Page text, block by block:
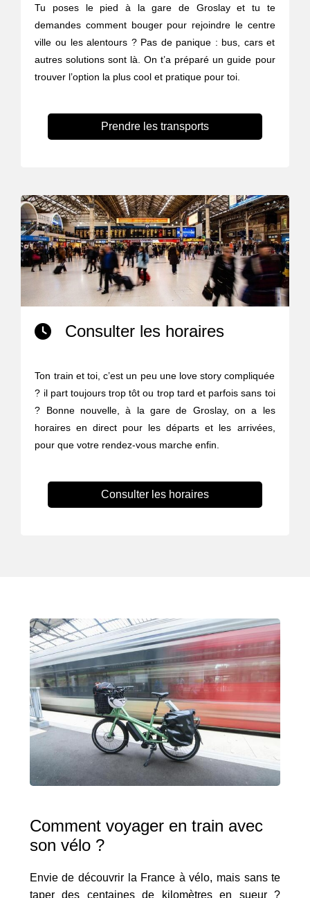
Tu poses le pied à la gare de Groslay et tu te
demandes comment bouger pour rejoindre le centre
ville ou les alentours ? Pas de panique : bus, cars et
autres solutions sont là. On t’a préparé un guide pour
trouver l’option la plus cool et pratique pour toi.
Prendre les transports
Consulter les horaires
Ton train et toi, c’est un peu une love story compliquée
? il part toujours trop tôt ou trop tard et parfois sans toi
? Bonne nouvelle, à la gare de Groslay, on a les
horaires en direct pour les départs et les arrivées,
pour que votre rendez-vous marche enfin.
Consulter les horaires
Comment voyager en train avec
son vélo ?
Envie de découvrir la France à vélo, mais sans te
taper des centaines de kilomètres en sueur ?